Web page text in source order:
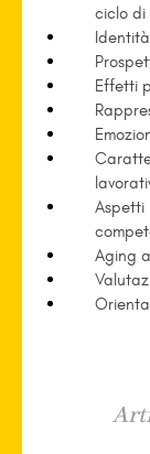
ciclo di
Effetti
Aspetti
Aging